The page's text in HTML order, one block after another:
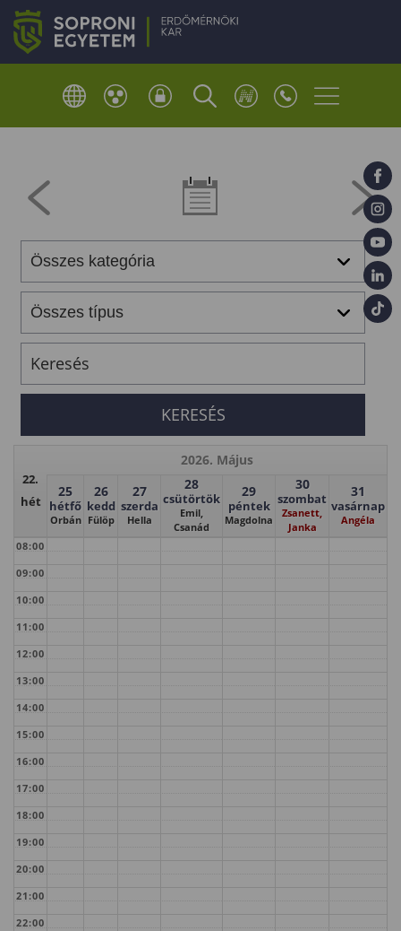
22.
hét
2026. Május
25
hétfő
Orbán
26
kedd
Fülöp
27
szerda
Hella
28
csütörtök
Emil,
Csanád
29
péntek
Magdolna
30
szombat
Zsanett,
Janka
31
vasárnap
Angéla
08:00
09:00
10:00
11:00
12:00
13:00
14:00
15:00
16:00
17:00
18:00
19:00
20:00
21:00
22:00